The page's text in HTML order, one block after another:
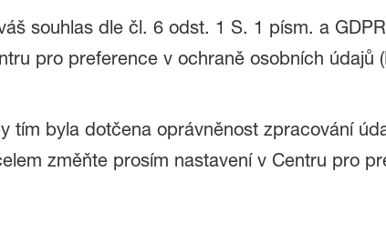
souhlas dle čl. 6 odst. 1 S. 1 písm. a
pro preference v ochraně osobních údajů
tím byla dotčena oprávněnost zpracování
změňte prosím nastavení v Centru pro